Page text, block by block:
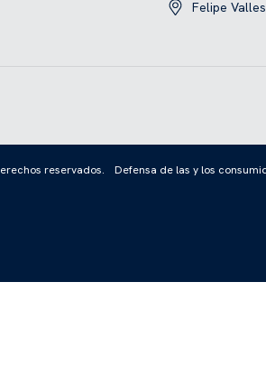
Felipe
reservados. Defensa de las y los